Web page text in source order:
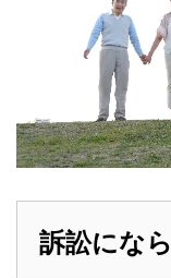
訴訟にな